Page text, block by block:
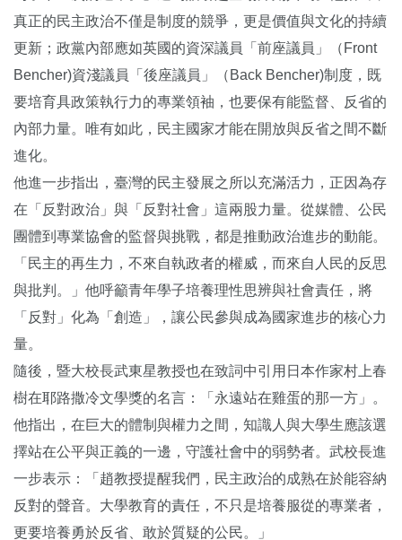
真正的民主政治不僅是制度的競爭，更是價值與文化的持續
更新；政黨內部應如英國的資深議員「前座議員」（Front
Bencher)資淺議員「後座議員」（Back Bencher)制度，既
要培育具政策執行力的專業領袖，也要保有能監督、反省的
內部力量。唯有如此，民主國家才能在開放與反省之間不斷
進化。
他進一步指出，臺灣的民主發展之所以充滿活力，正因為存
在「反對政治」與「反對社會」這兩股力量。從媒體、公民
團體到專業協會的監督與挑戰，都是推動政治進步的動能。
「民主的再生力，不來自執政者的權威，而來自人民的反思
與批判。」他呼籲青年學子培養理性思辨與社會責任，將
「反對」化為「創造」，讓公民參與成為國家進步的核心力
量。
隨後，暨大校長武東星教授也在致詞中引用日本作家村上春
樹在耶路撒冷文學獎的名言：「永遠站在雞蛋的那一方」。
他指出，在巨大的體制與權力之間，知識人與大學生應該選
擇站在公平與正義的一邊，守護社會中的弱勢者。武校長進
一步表示：「趙教授提醒我們，民主政治的成熟在於能容納
反對的聲音。大學教育的責任，不只是培養服從的專業者，
更要培養勇於反省、敢於質疑的公民。」